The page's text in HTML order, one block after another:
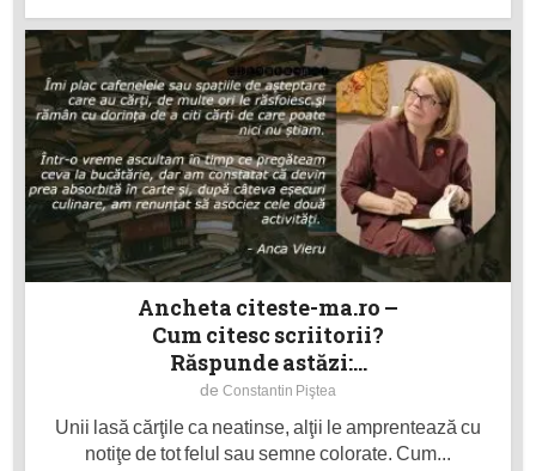
Ancheta citeste-ma.ro –
Cum citesc scriitorii?
Răspunde astăzi:...
de Constantin Piştea
Unii lasă cărţile ca neatinse, alţii le amprentează cu
notiţe de tot felul sau semne colorate. Cum...